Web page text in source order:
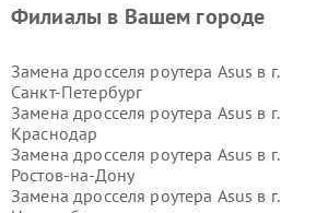
Филиалы в Вашем городе
Замена дросселя роутера Asus в г.
Санкт-Петербург
Замена дросселя роутера Asus в г.
Краснодар
Замена дросселя роутера Asus в г.
Ростов-на-Дону
Замена дросселя роутера Asus в г.